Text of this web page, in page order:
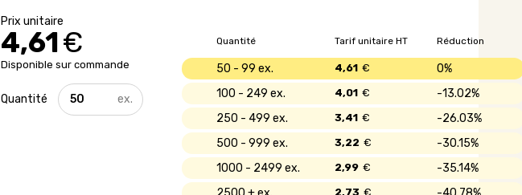
4,61€
Disponible sur commande
quantité
de
Quantité Réduction
Tarif unitaire HT
50 - 99 0%
4,61 €
100 - 249 13.02%
4,01 €
250 - 499 26.03%
3,41 €
500 - 999 30.15%
3,22 €
1000 - 2499 35.14%
2,99 €
2,73 €